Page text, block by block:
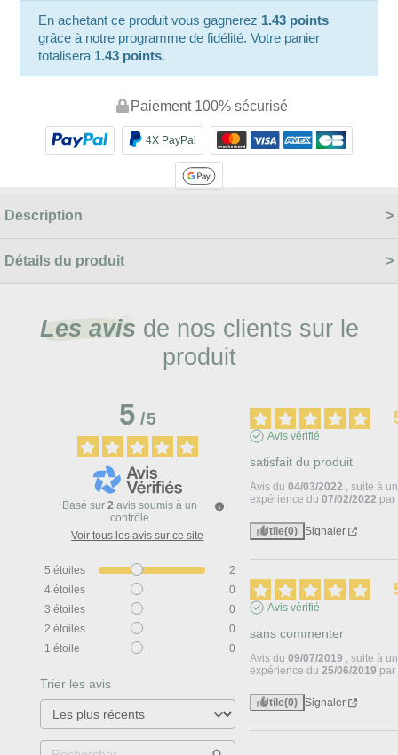
En achetant ce produit vous gagnerez 1.43 points
grâce à notre programme de fidélité. Votre panier
totalisera 1.43 points.
Paiement 100% sécurisé
4X PayPal
Description
Détails du produit
Les avis de nos clients sur le
produit
5/5
Basé sur 2 avis soumis à un
contrôle
Voir tous les avis sur ce site
5 étoiles
2
4 étoiles
0
3 étoiles
0
2 étoiles
0
1 étoile 0
Trier les avis
Avis vérifié
satisfait du produit
Avis du04/03/2022 , suite à
expérience du07/02/2022 par
Utile(0) Signaler
Avis vérifié
sans commenter
Avis du09/07/2019 , suite à
expérience du25/06/2019 par
Utile(0) Signaler